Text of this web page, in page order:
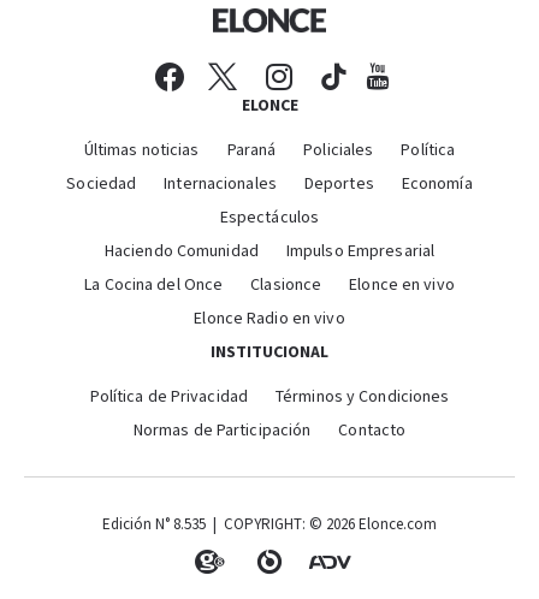
ELONCE
Últimas noticias Paraná Policiales
Política
Sociedad
Internacionales Deportes
Economía
Espectáculos
Haciendo Comunidad
Impulso Empresarial
La Cocina del Once
Clasionce
Elonce en vivo
Elonce Radio en vivo
INSTITUCIONAL
Política de Privacidad
Términos y Condiciones
Normas de Participación
Contacto
Edición N° 8.535 | COPYRIGHT: © 2026 Elonce.com